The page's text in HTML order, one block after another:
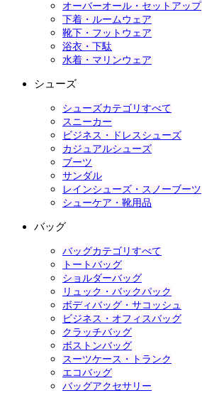
オーバーオール・セットアップ
下着・ルームウェア
靴下・フットウェア
浴衣・下駄
水着・マリンウェア
シューズ
シューズカテゴリすべて
スニーカー
ビジネス・ドレスシューズ
カジュアルシューズ
ブーツ
サンダル
レインシューズ・スノーブーツ
シューケア・靴用品
バッグ
バッグカテゴリすべて
トートバッグ
ショルダーバッグ
リュック・バックパック
ボディバッグ・サコッシュ
ビジネス・オフィスバッグ
クラッチバッグ
ボストンバッグ
スーツケース・トランク
エコバッグ
バッグアクセサリー